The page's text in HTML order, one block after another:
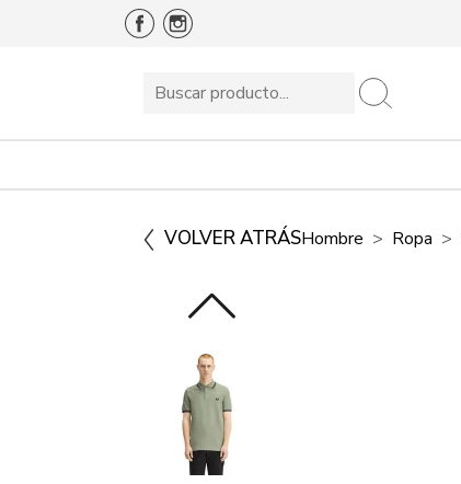
VOLVER ATRÁSHombre Ropa